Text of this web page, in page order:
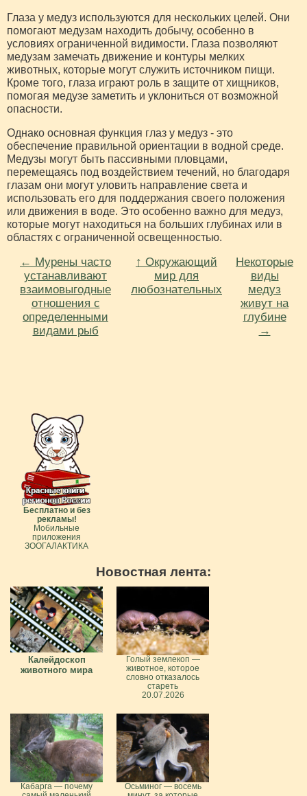
Глаза у медуз используются для нескольких целей. Они
помогают медузам находить добычу, особенно в
условиях ограниченной видимости. Глаза позволяют
медузам замечать движение и контуры мелких
животных, которые могут служить источником пищи.
Кроме того, глаза играют роль в защите от хищников,
помогая медузе заметить и уклониться от возможной
опасности.
Однако основная функция глаз у медуз - это
обеспечение правильной ориентации в водной среде.
Медузы могут быть пассивными пловцами,
перемещаясь под воздействием течений, но благодаря
глазам они могут уловить направление света и
использовать его для поддержания своего положения
или движения в воде. Это особенно важно для медуз,
которые могут находиться на больших глубинах или в
областях с ограниченной освещенностью.
← Мурены часто
устанавливают
взаимовыгодные
отношения с
определенными
видами рыб
↑ Окружающий
мир для
любознательных
Некоторые
виды
медуз
живут на
глубине
→
Бесплатно и без
рекламы!
Мобильные
приложения
ЗООГАЛАКТИКА
Новостная лента:
Калейдоскоп
животного мира
Голый землекоп —
животное, которое
словно отказалось
стареть
20.07.2026
Кабарга — почему
Осьминог — восемь